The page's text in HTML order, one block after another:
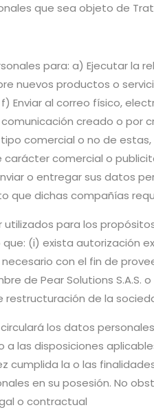
que sea objeto de
para: a) Ejecutar
nuevos productos o
al correo físico,
creado o por
comercial o no de
comercial o
o entregar sus datos
que dichas compañías
para los
que: (i) exista
con el fin de
de Pear Solutions
de la
los datos
las disposiciones
cumplida la o las
en su posesión. No
o contractual